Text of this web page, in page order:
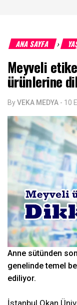
ANA SAYFA ›
Meyveli
ürünlerine
ByVEKA MEDYA - 10
Anne sütünden
genelinde temel
ediliyor.
İstanbul Okan